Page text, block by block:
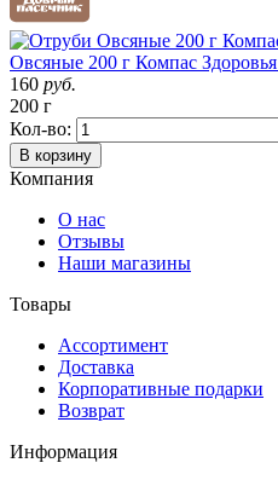
Овсяные 200 г Компас Здоровья
160 руб.
200 г
Кол-во:
В корзину
Компания
О нас
Отзывы
Наши магазины
Товары
Ассортимент
Доставка
Корпоративные подарки
Возврат
Информация